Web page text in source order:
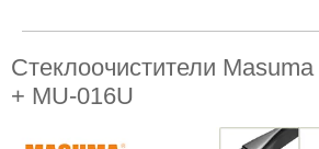
Стеклоочистители
+ MU-016U